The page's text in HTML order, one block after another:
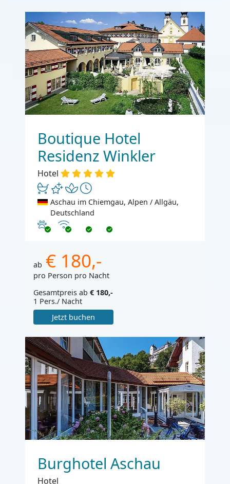
Boutique Hotel
Residenz Winkler
Hotel
Aschau im Chiemgau, Alpen / Allgäu,
Deutschland
Haustiere erlaubt
Internet
ab € 180,-
pro Person pro Nacht
Gesamtpreis ab € 180,-
1 Pers./ Nacht
Jetzt buchen
Burghotel Aschau
Hotel